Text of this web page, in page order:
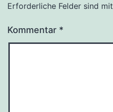
Erforderliche Felder sind mit
Kommentar *